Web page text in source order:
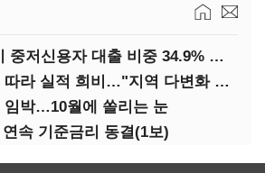
토스뱅크, 2분기 중저신용자 대출 비중 34.9% 달성
해외법인 '이것' 따라 실적 희비…"지역 다변화 해야"
임박…10월에 쏠리는 눈
속 기준금리 동결(1보)